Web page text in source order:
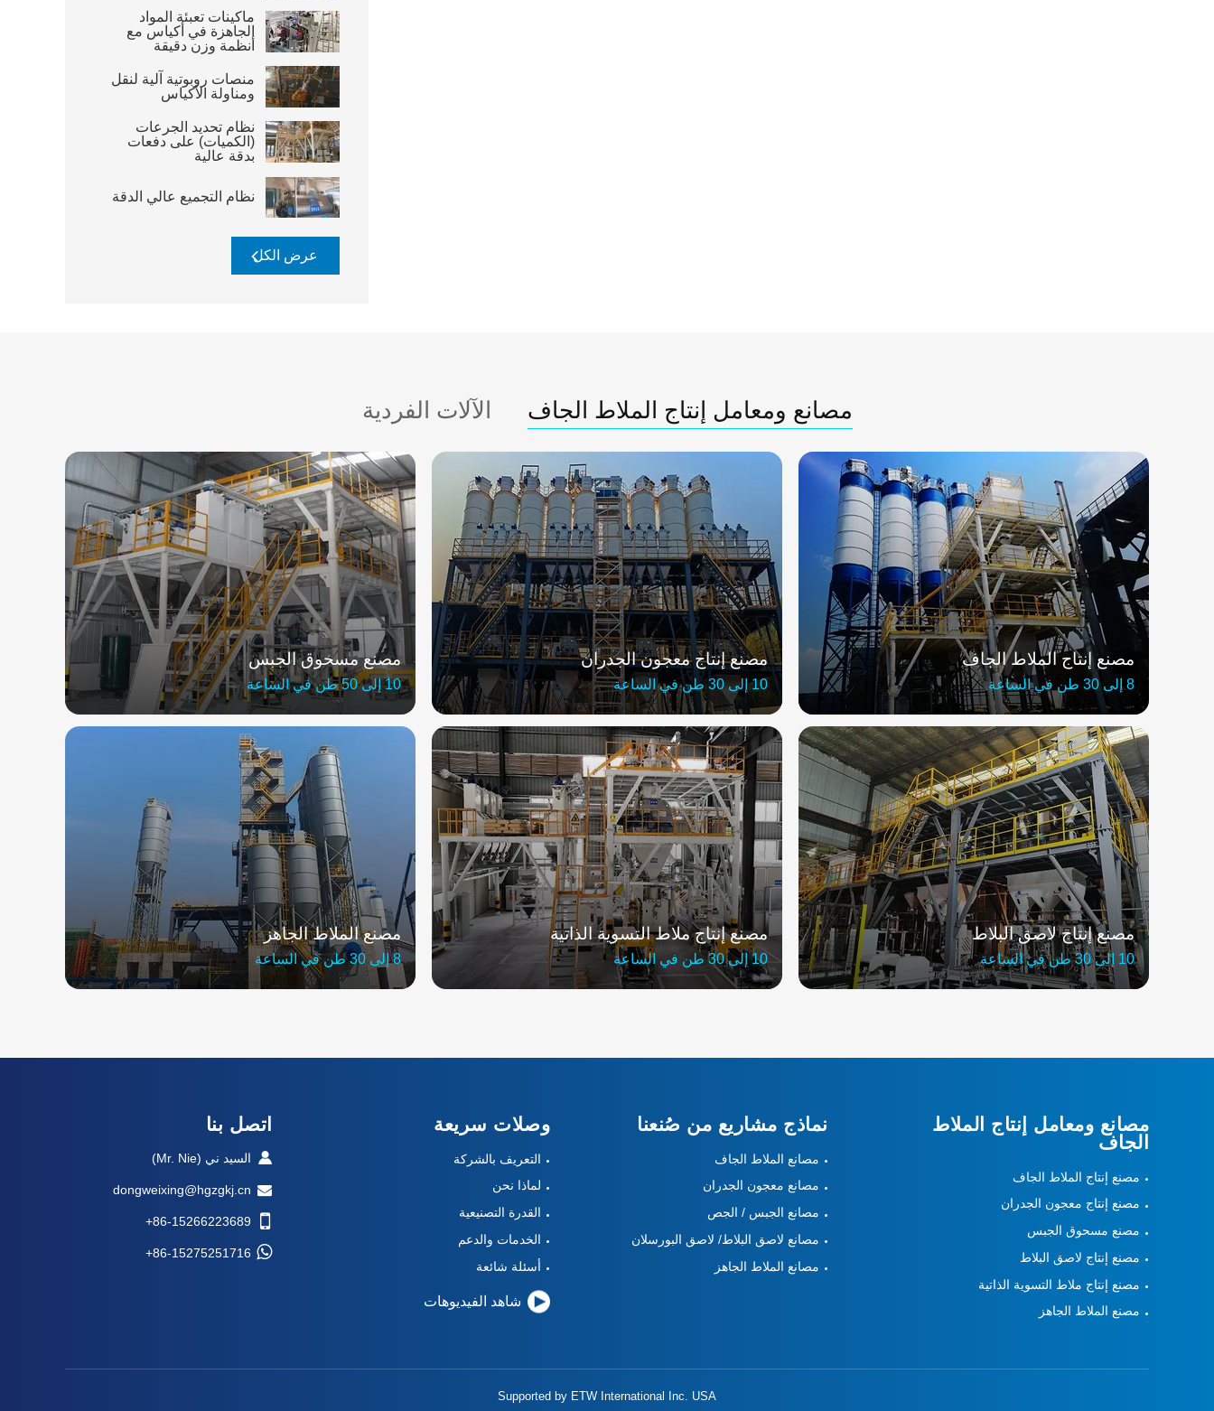
ماكينات تعبئة المواد
الجاهزة في أكياس مع
أنظمة وزن دقيقة
منصات روبوتية آلية لنقل
ومناولة الأكياس
نظام تحديد الجرعات
(الكميات) على دفعات
بدقة عالية
نظام التجميع عالي الدقة
عرض الكل
مصانع ومعامل إنتاج الملاط الجاف الآلات الفردية
مصنع إنتاج الملاط الجاف
8 إلى 30 طن في الساعة
مصنع إنتاج معجون الجدران
10 إلى 30 طن في الساعة
مصنع مسحوق الجبس
10 إلى 50 طن في الساعة
مصنع إنتاج لاصق البلاط
10 إلى 30 طن في الساعة
مصنع إنتاج ملاط التسوية الذاتية
10 إلى 30 طن في الساعة
مصنع الملاط الجاهز
8 إلى 30 طن في الساعة
مصانع ومعامل إنتاج الملاط
الجاف
مصنع إنتاج الملاط الجاف
مصنع إنتاج معجون الجدران
مصنع مسحوق الجبس
مصنع إنتاج لاصق البلاط
مصنع إنتاج ملاط التسوية الذاتية
مصنع الملاط الجاهز
نماذج مشاريع من صُنعنا
مصانع الملاط الجاف
مصانع معجون الجدران
مصانع الجبس / الجص
مصانع لاصق البلاط/ لاصق البورسلان
مصانع الملاط الجاهز
وصلات سريعة
التعريف بالشركة
لماذا نحن
القدرة التصنيعية
الخدمات والدعم
أسئلة شائعة
شاهد الفيديوهات
اتصل بنا
السيد ني (Mr. Nie)
dongweixing@hgzgkj.cn
+86-15266223689
+86-15275251716
Supported by ETW International Inc. USA